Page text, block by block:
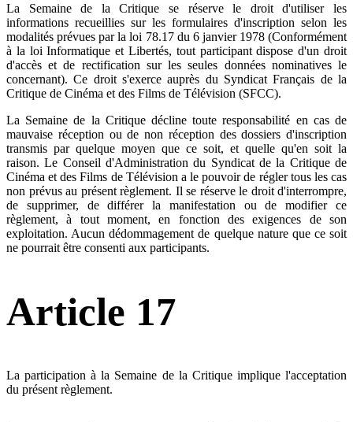
La Semaine de la Critique se réserve le droit d'utiliser les
informations recueillies sur les formulaires d'inscription selon les
modalités prévues par la loi 78.17 du 6 janvier 1978 (Conformément
à la loi Informatique et Libertés, tout participant dispose d'un droit
d'accès et de rectification sur les seules données nominatives le
concernant). Ce droit s'exerce auprès du Syndicat Français de la
Critique de Cinéma et des Films de Télévision (SFCC).
La Semaine de la Critique décline toute responsabilité en cas de
mauvaise réception ou de non réception des dossiers d'inscription
transmis par quelque moyen que ce soit, et quelle qu'en soit la
raison. Le Conseil d'Administration du Syndicat de la Critique de
Cinéma et des Films de Télévision a le pouvoir de régler tous les cas
non prévus au présent règlement. Il se réserve le droit d'interrompre,
de supprimer, de différer la manifestation ou de modifier ce
règlement, à tout moment, en fonction des exigences de son
exploitation. Aucun dédommagement de quelque nature que ce soit
ne pourrait être consenti aux participants.
Article 17
La participation à la Semaine de la Critique implique l'acceptation
du présent règlement.